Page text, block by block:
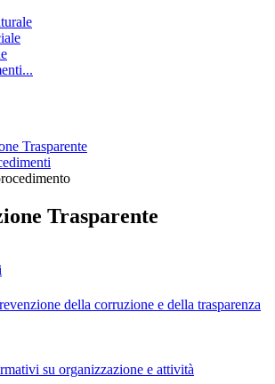
Trasparente
Trasparente
della corruzione e della trasparenza
su organizzazione e attività